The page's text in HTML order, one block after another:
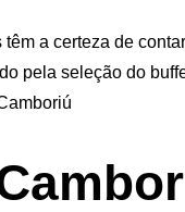
a certeza de
pela seleção do